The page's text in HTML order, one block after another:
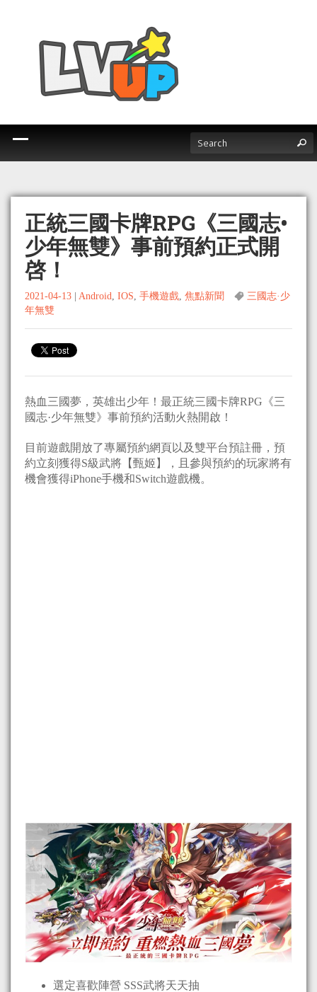
正統三國卡牌RPG《三國志•
少年無雙》事前預約正式開
啓！
2021-04-13 Android, IOS, 手機遊戲, 焦點新聞
三國志·少
年無雙
熱血三國夢，英雄出少年！最正統三國卡牌RPG《三
國志·少年無雙》事前預約活動火熱開啟！
目前遊戲開放了專屬預約網頁以及雙平台預註冊，預
約立刻獲得S級武將【甄姬】，且參與預約的玩家將有
機會獲得iPhone手機和Switch遊戲機。
選定喜歡陣營 SSS武將天天抽